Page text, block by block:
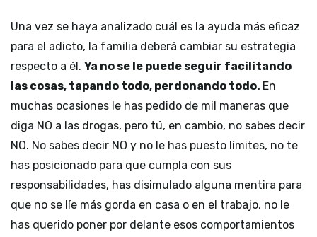
Una vez se haya analizado cuál es la ayuda más eficaz
para el adicto, la familia deberá cambiar su estrategia
respecto a él. Ya no se le puede seguir facilitando
las cosas, tapando todo, perdonando todo. En
muchas ocasiones le has pedido de mil maneras que
diga NO a las drogas, pero tú, en cambio, no sabes decir
NO. No sabes decir NO y no le has puesto límites, no te
has posicionado para que cumpla con sus
responsabilidades, has disimulado alguna mentira para
que no se líe más gorda en casa o en el trabajo, no le
has querido poner por delante esos comportamientos